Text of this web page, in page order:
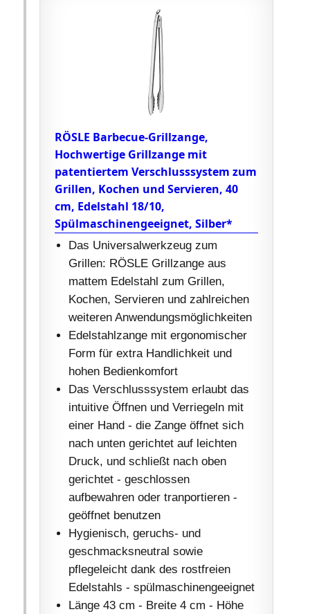
RÖSLE Barbecue-Grillzange,
Hochwertige Grillzange mit
patentiertem Verschlusssystem zum
Grillen, Kochen und Servieren, 40
cm, Edelstahl 18/10,
Spülmaschinengeeignet, Silber*
Das Universalwerkzeug zum
Grillen: RÖSLE Grillzange aus
mattem Edelstahl zum Grillen,
Kochen, Servieren und zahlreichen
weiteren Anwendungsmöglichkeiten
Edelstahlzange mit ergonomischer
Form für extra Handlichkeit und
hohen Bedienkomfort
Das Verschlusssystem erlaubt das
intuitive Öffnen und Verriegeln mit
einer Hand - die Zange öffnet sich
nach unten gerichtet auf leichten
Druck, und schließt nach oben
gerichtet - geschlossen
aufbewahren oder tranportieren -
geöffnet benutzen
Hygienisch, geruchs- und
geschmacksneutral sowie
pflegeleicht dank des rostfreien
Edelstahls - spülmaschinengeeignet
Länge 43 cm - Breite 4 cm - Höhe